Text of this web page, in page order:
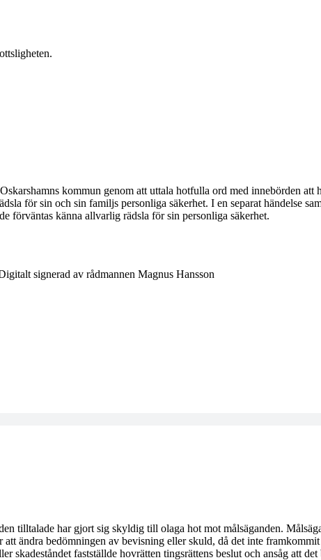
kommun genom att uttala hotfulla ord med innebörden
för sin och sin familjs personliga säkerhet. I en separat händelse
förväntas känna allvarlig rädsla för sin personliga säkerhet.
signerad av rådmannen Magnus Hansson
tilltalade har gjort sig skyldig till olaga hot mot målsäganden.
ändra bedömningen av bevisning eller skuld, då det inte
skadeståndet fastställde hovrätten tingsrättens beslut och ansåg att